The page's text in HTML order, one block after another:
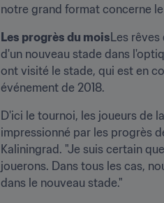
notre grand format concerne
Les progrès du moisLes
d'un nouveau stade dans
ont visité le stade, qui est en
événement de 2018.
D'ici le tournoi, les joueurs de
impressionné par les progrès
Kaliningrad. "Je suis certain
jouerons. Dans tous les cas,
dans le nouveau stade."